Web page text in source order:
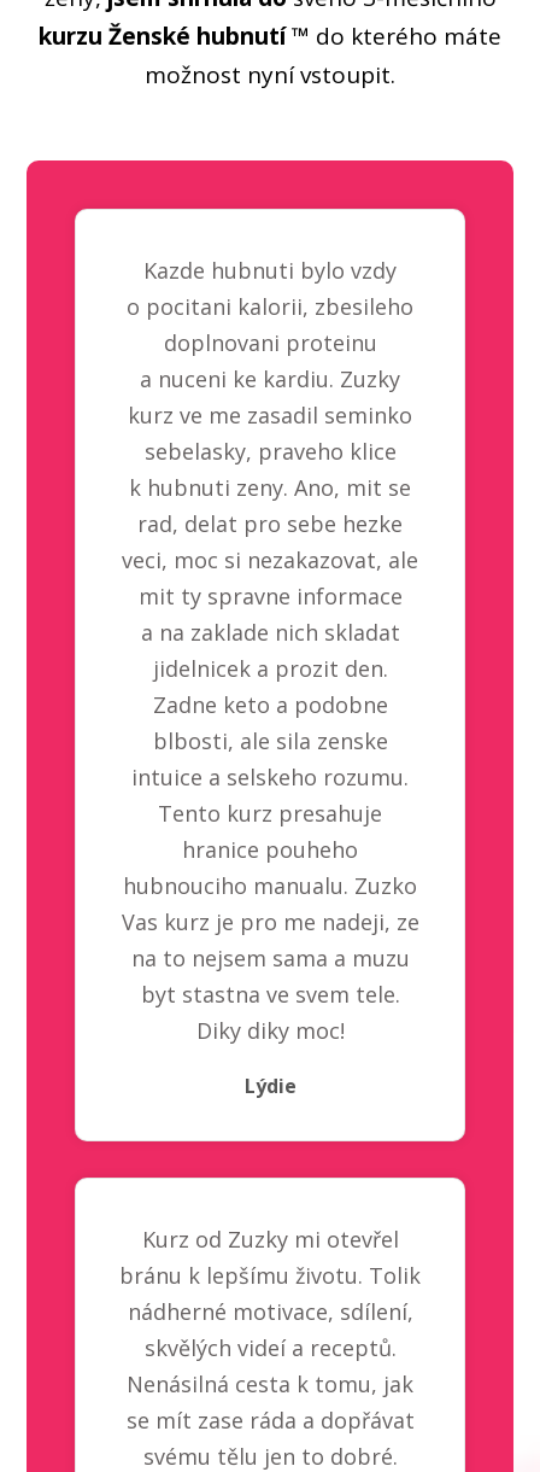
kurzu Ženské hubnutí ™ do kterého máte
možnost nyní vstoupit.
Kazde hubnuti bylo vzdy
o pocitani kalorii, zbesileho
doplnovani proteinu
a nuceni ke kardiu. Zuzky
kurz ve me zasadil seminko
sebelasky, praveho klice
k hubnuti zeny. Ano, mit se
rad, delat pro sebe hezke
veci, moc si nezakazovat, ale
mit ty spravne informace
a na zaklade nich skladat
jidelnicek a prozit den.
Zadne keto a podobne
blbosti, ale sila zenske
intuice a selskeho rozumu.
Tento kurz presahuje
hranice pouheho
hubnouciho manualu. Zuzko
Vas kurz je pro me nadeji, ze
na to nejsem sama a muzu
byt stastna ve svem tele.
Diky diky moc!
Lýdie
Kurz od Zuzky mi otevřel
bránu k lepšímu životu. Tolik
nádherné motivace, sdílení,
skvělých videí a receptů.
Nenásilná cesta k tomu, jak
se mít zase ráda a dopřávat
svému tělu jen to dobré.